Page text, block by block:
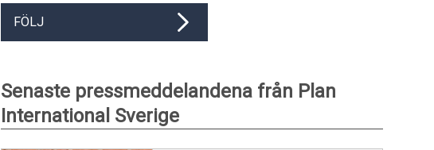
FÖLJ
Senaste pressmeddelandena från Plan
International Sverige